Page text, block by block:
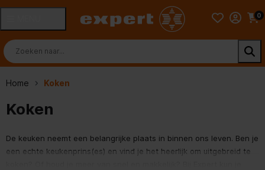
0
Home Koken
Koken
De keuken neemt een belangrijke plaats in binnen ons leven. Ben je
een echte keukenprins(es) en vind je het heerlijk om uitgebreid te